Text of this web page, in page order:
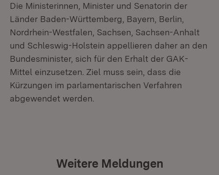
Die Ministerinnen, Minister und Senatorin der
Länder Baden-Württemberg, Bayern, Berlin,
Nordrhein-Westfalen, Sachsen, Sachsen-Anhalt
und Schleswig-Holstein appellieren daher an den
Bundesminister, sich für den Erhalt der GAK-
Mittel einzusetzen. Ziel muss sein, dass die
Kürzungen im parlamentarischen Verfahren
abgewendet werden.
Weitere Meldungen